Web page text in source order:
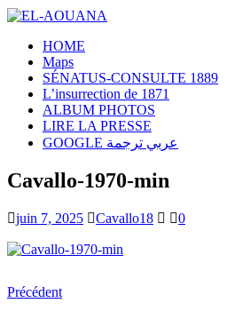
HOME
Maps
SÉNATUS-CONSULTE 1889
L’insurrection de 1871
ALBUM PHOTOS
LIRE LA PRESSE
GOOGLE عربي ترجمة
Cavallo-1970-min
juin 7, 2025 Cavallo18 0
Précédent